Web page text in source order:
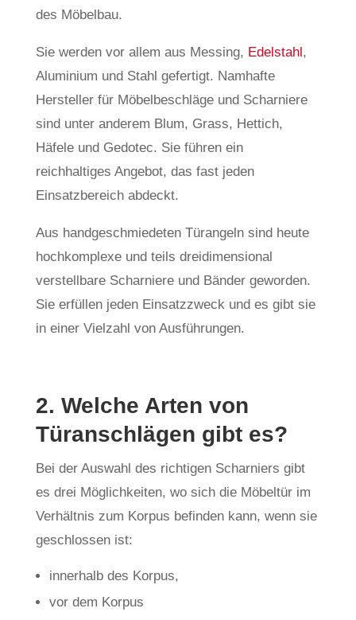
des Möbelbau.
Sie werden vor allem aus Messing, Edelstahl,
Aluminium und Stahl gefertigt. Namhafte
Hersteller für Möbelbeschläge und Scharniere
sind unter anderem Blum, Grass, Hettich,
Häfele und Gedotec. Sie führen ein
reichhaltiges Angebot, das fast jeden
Einsatzbereich abdeckt.
Aus handgeschmiedeten Türangeln sind heute
hochkomplexe und teils dreidimensional
verstellbare Scharniere und Bänder geworden.
Sie erfüllen jeden Einsatzzweck und es gibt sie
in einer Vielzahl von Ausführungen.
2. Welche Arten von
Türanschlägen gibt es?
Bei der Auswahl des richtigen Scharniers gibt
es drei Möglichkeiten, wo sich die Möbeltür im
Verhältnis zum Korpus befinden kann, wenn sie
geschlossen ist:
innerhalb des Korpus,
vor dem Korpus